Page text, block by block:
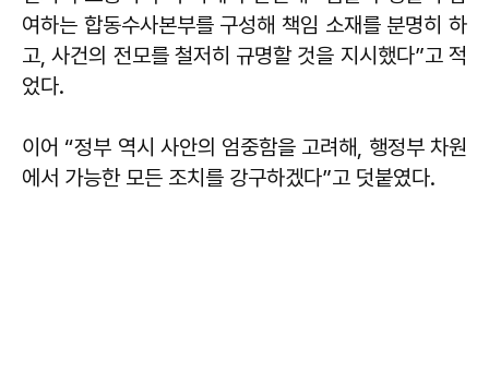
여하는 합동수사본부를 구성해 책임 소재를 분명히 하
고, 사건의 전모를 철저히 규명할 것을 지시했다”고 적
었다.
이어 “정부 역시 사안의 엄중함을 고려해, 행정부 차원
에서 가능한 모든 조치를 강구하겠다”고 덧붙였다.